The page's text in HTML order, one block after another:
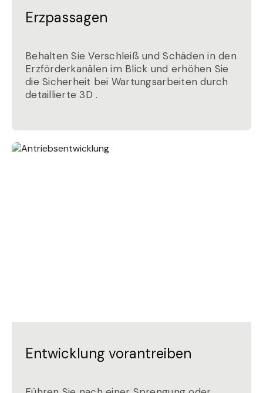
Erzpassagen
Behalten Sie Verschleiß und Schäden in den
Erzförderkanälen im Blick und erhöhen Sie
die Sicherheit bei Wartungsarbeiten durch
detaillierte 3D .
Entwicklung vorantreiben